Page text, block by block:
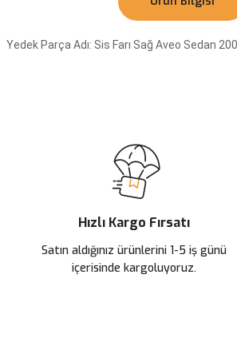
Yedek Parça Adı: Sis Farı Sağ Aveo Sedan
Ürün açıklamasında eksik bilgiler bulunuyor.
Ürün bilgilerinde hatalar bulunuyor.
Ürün fiyatı diğer sitelerden daha pahalı.
Bu ürüne benzer farklı alternatifler olmalı.
Hızlı Kargo Fırsatı
Satın aldığınız ürünlerini 1-5 iş günü
içerisinde kargoluyoruz.